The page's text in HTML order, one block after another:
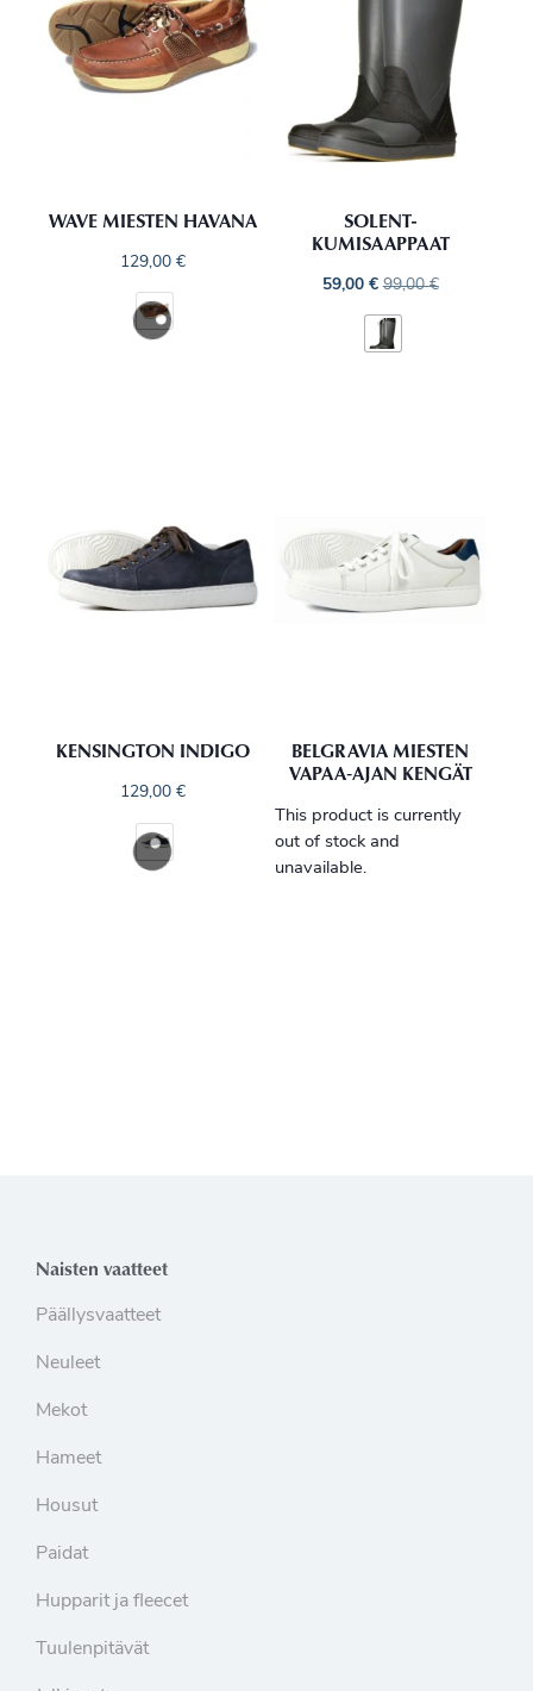
WAVE MIESTEN HAVANA
129,00 €
SOLENT-
KUMISAAPPAAT
59,00 € 99,00€
KENSINGTON INDIGO
129,00 €
BELGRAVIA MIESTEN
VAPAA‑AJAN KENGÄT
This product is currently
out of stock and
unavailable.
Naisten vaatteet
Päällysvaatteet
Neuleet
Mekot
Hameet
Housut
Paidat
Hupparit ja fleecet
Tuulenpitävät